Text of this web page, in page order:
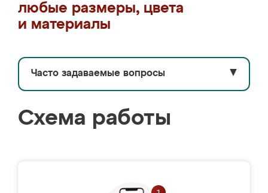
любые размеры, цвета
и материалы
Часто задаваемые вопросы ▼
Схема работы